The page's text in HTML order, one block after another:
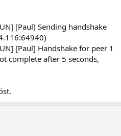
[Paul] Sending handshake
[Paul] Handshake for peer 1
complete after 5 seconds,